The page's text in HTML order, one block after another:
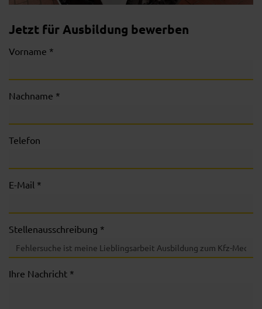
Jetzt für Ausbildung bewerben
Vorname *
Nachname *
Telefon
E-Mail *
Stellenausschreibung *
Ihre Nachricht *